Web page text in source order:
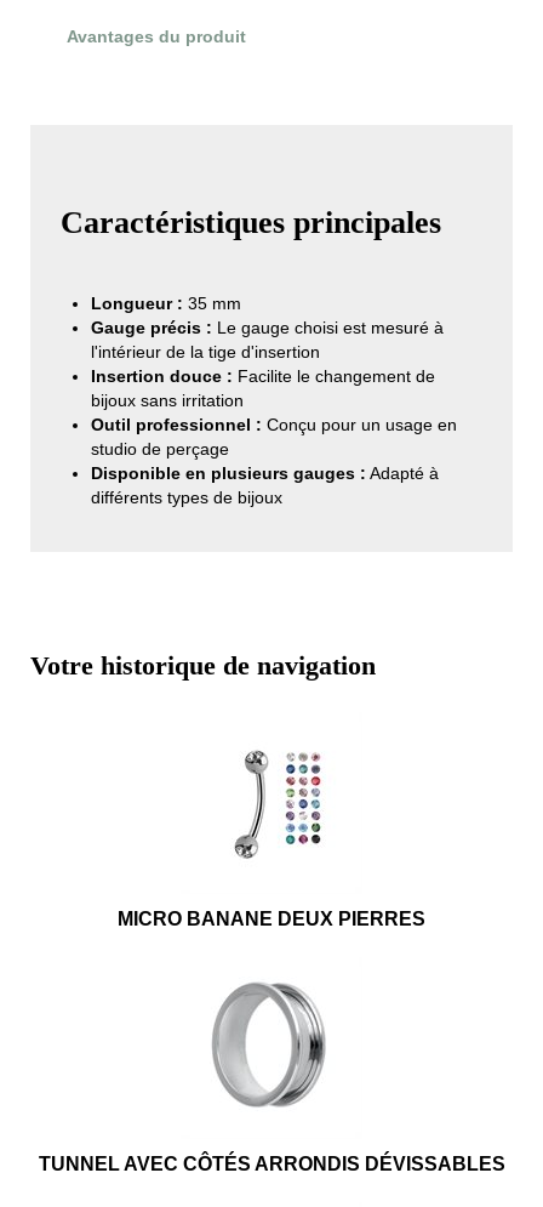
Avantages du produit
Caractéristiques principales
Longueur : 35 mm
Gauge précis : Le gauge choisi est mesuré à
l'intérieur de la tige d'insertion
Insertion douce : Facilite le changement de
bijoux sans irritation
Outil professionnel : Conçu pour un usage en
studio de perçage
Disponible en plusieurs gauges : Adapté à
différents types de bijoux
Votre historique de navigation
MICRO BANANE DEUX PIERRES
TUNNEL AVEC CÔTÉS ARRONDIS DÉVISSABLES